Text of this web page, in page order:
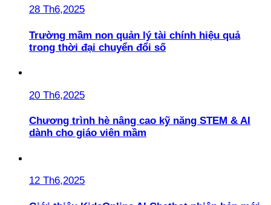
28 Th6,2025
Trường mầm non quản lý tài chính hiệu quả
trong thời đại chuyển đổi số
20 Th6,2025
Chương trình hè nâng cao kỹ năng STEM & AI
dành cho giáo viên mầm
12 Th6,2025